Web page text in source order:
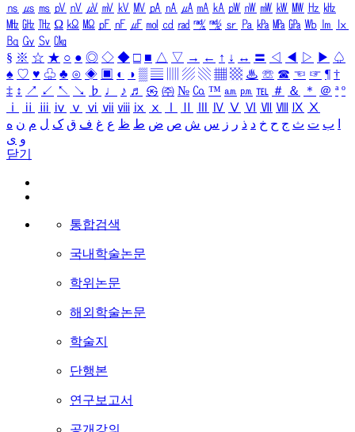
㎱ ㎲ ㎳ ㎴ ㎵ ㎶ ㎷ ㎸ ㎹ ㎀ ㎁ ㎂ ㎃ ㎄ ㎺ ㎻ ㎽ ㎾ ㎿ ㎐ ㎑
㎒ ㎓ ㎔ Ω ㏀ ㏁ ㎊ ㎋ ㎌ ㏖ ㏅ ㎭ ㎮ ㎯ ㏛ ㎩ ㎪ ㎫ ㎬ ㏝ ㏐
㏓
㏃ ㏉ ㏜ ㏆
§ ※ ☆ ★ ○ ● ◎ ◇ ◆ □ ■ △ ▽ → ← ↑ ↓ ↔ 〓 ◁ ◀ ▷ ▶ ♤
♠ ♡ ♥ ♧ ♣ ⊙ ◈ ▣ ◐ ◑ ▒ ▤ ▨ ▧ ▦ ▩ ♨ ☏ ☎ ☜ ☞ ¶ †
‡ ↕ ↗ ↙ ↖ ↘ ♭ ♩ ♪ ♬ ㉿ ㈜ № ㏇ ™ ㏂ ㏘ ℡ ＃ ＆ ＊ ＠ ª º
ⅰ
ⅱ ⅲ ⅳ ⅴ ⅵ ⅶ ⅷ ⅸ ⅹ Ⅳ Ⅴ Ⅵ Ⅶ Ⅷ Ⅸ Ⅹ
ب ت ث ج ح خ د ذ ر ز س ش ص ض ط ظ ع غ ف ق ک ل م ن ه
و ی
닫기
통합검색
국내학술논문
학위논문
해외학술논문
학술지
단행본
연구보고서